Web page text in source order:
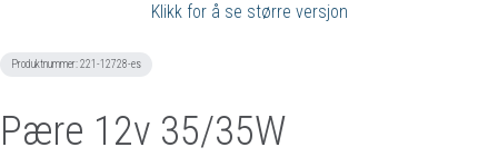
Klikk for å se større versjon
Produktnummer:221-12728-es
Pære 12v 35/35W